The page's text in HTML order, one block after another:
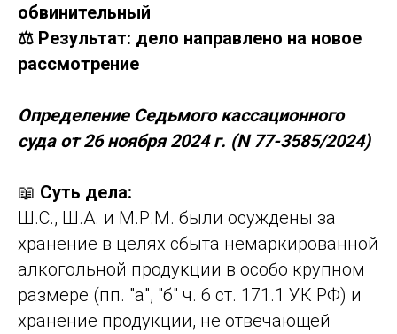
обвинительный
⚖️ Результат: дело направлено на новое
рассмотрение
Определение Седьмого кассационного
суда от 26 ноября 2024 г. (N 77-3585/2024)
📖 Суть дела:
Ш.С., Ш.А. и М.Р.М. были осуждены за
хранение в целях сбыта немаркированной
алкогольной продукции в особо крупном
размере (пп. "а", "б" ч. 6 ст. 171.1 УК РФ) и
хранение продукции, не отвечающей